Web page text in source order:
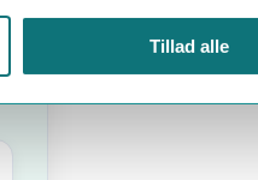
Tillad alle